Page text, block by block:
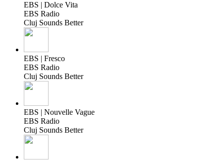
EBS | Dolce Vita
EBS Radio
Cluj Sounds Better
EBS | Fresco
EBS Radio
Cluj Sounds Better
EBS | Nouvelle Vague
EBS Radio
Cluj Sounds Better